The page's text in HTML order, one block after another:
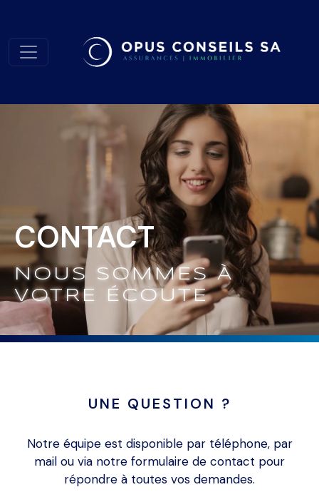
CONTACT
NOUS SOMMES À
VOTRE ÉCOUTE
UNE QUESTION ?
Notre équipeest disponible par téléphone, par
mail ou via notre formulaire de contact pour
répondre à toutes vos demandes.